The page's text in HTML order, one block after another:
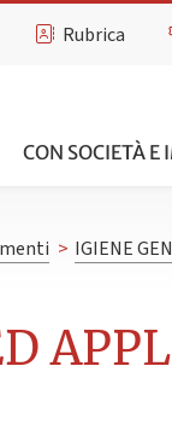
Rubrica
CON SOCIETÀ E
> IGIENE